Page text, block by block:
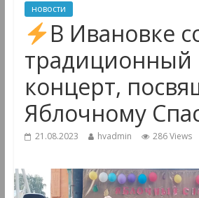
новости
В Ивановке
традиционный
концерт,
Яблочному
21.08.2023 hvadmin 286 Views